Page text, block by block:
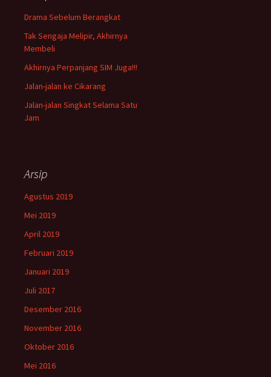
Drama Sebelum Berangkat
Tak Sengaja Melipir, Akhirnya
Membeli
Akhirnya Perpanjang SIM Juga!!!
Jalan-jalan ke Cikarang
Jalan-jalan Singkat Selama Satu
Jam
Arsip
Agustus 2019
Mei 2019
April 2019
Februari 2019
Januari 2019
Juli 2017
Desember 2016
November 2016
Oktober 2016
Mei 2016